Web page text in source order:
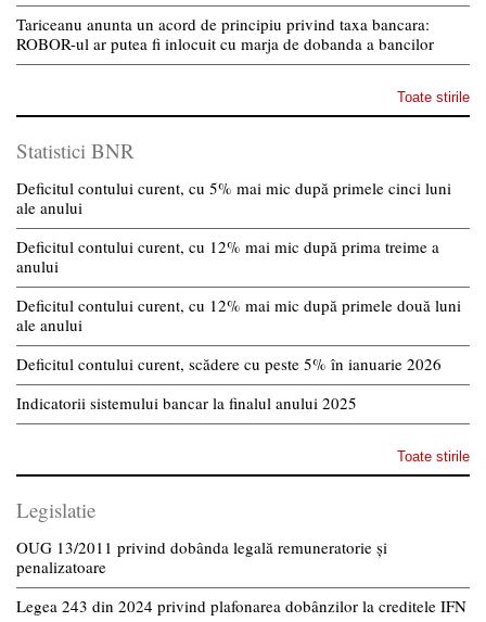
Tariceanu anunta un acord de principiu privind taxa bancara:
ROBOR-ul ar putea fi inlocuit cu marja de dobanda a bancilor
Toate stirile
Statistici BNR
Deficitul contului curent, cu 5% mai mic după primele cinci luni
ale anului
Deficitul contului curent, cu 12% mai mic după prima treime a
anului
Deficitul contului curent, cu 12% mai mic după primele două luni
ale anului
Deficitul contului curent, scădere cu peste 5% în ianuarie 2026
Indicatorii sistemului bancar la finalul anului 2025
Toate stirile
Legislatie
OUG 13/2011 privind dobânda legală remuneratorie și
penalizatoare
Legea 243 din 2024 privind plafonarea dobânzilor la creditele IFN